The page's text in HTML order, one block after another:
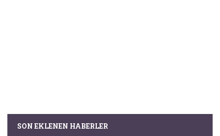
SON EKLENEN HABERLER